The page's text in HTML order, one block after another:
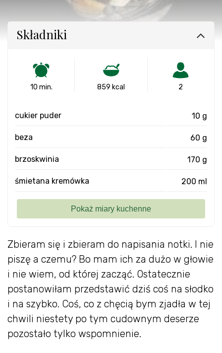
Zbieram się i zbieram do napisania notki. I nie
piszę a czemu? Bo mam ich za dużo w głowie
i nie wiem, od której zacząć. Ostatecznie
postanowiłam przedstawić dziś coś na słodko
i na szybko. Coś, co z chęcią bym zjadła w tej
chwili niestety po tym cudownym deserze
pozostało tylko wspomnienie.
Składniki
10 min. 859 kcal 2
cukier puder 10 g
beza 60 g
brzoskwinia 170 g
śmietana kremówka 200 ml